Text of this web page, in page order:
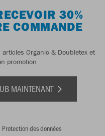
30%
COMMANDE
Organic & Doubletex et
promotion
MAINTENANT
Protection des données